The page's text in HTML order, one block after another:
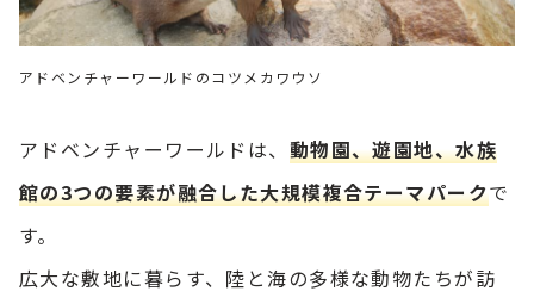
アドベンチャーワールドのコツメカワウソ
アドベンチャーワールドは、 動物園、遊園地、水族
館の3つの要素が融合した大規模複合テーマパークで
す。
広大な敷地に暮らす、陸と海の多様な動物たちが訪